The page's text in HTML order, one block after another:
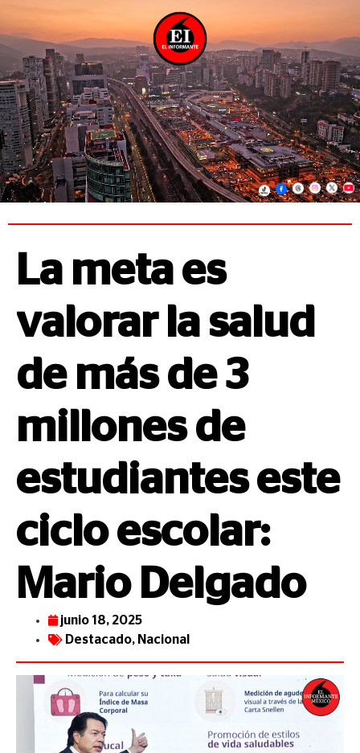
La meta es
valorar la salud
de más de 3
millones de
estudiantes este
ciclo escolar:
Mario Delgado
junio 18, 2025
Destacado, Nacional